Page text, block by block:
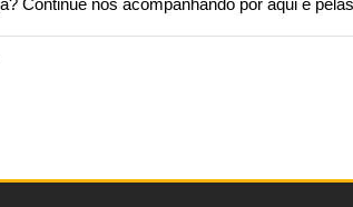
Continue nos acompanhando por aqui e pelas